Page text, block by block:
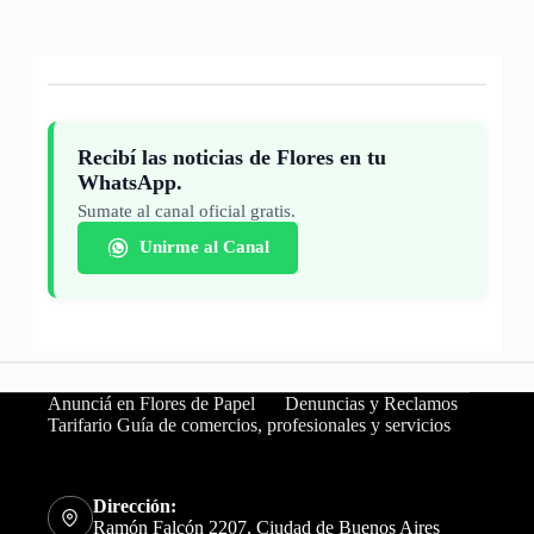
Recibí las noticias de Flores en tu
WhatsApp.
Sumate al canal oficial gratis.
Unirme al Canal
Anunciá en Flores de Papel
Denuncias y Reclamos
Tarifario Guía de comercios, profesionales y servicios
Dirección:
Ramón Falcón 2207, Ciudad de Buenos Aires